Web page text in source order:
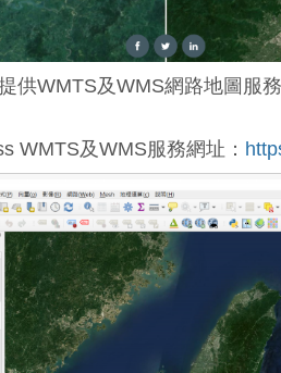
供WMTS及WMS網路地圖服
WMTS及WMS服務網址：